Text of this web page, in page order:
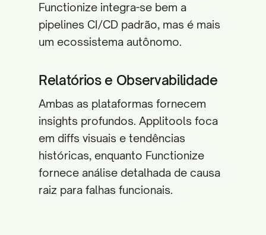
Functionize integra-se bem a
pipelines CI/CD padrão, mas é mais
um ecossistema autônomo.
Relatórios e Observabilidade
Ambas as plataformas fornecem
insights profundos. Applitools foca
em diffs visuais e tendências
históricas, enquanto Functionize
fornece análise detalhada de causa
raiz para falhas funcionais.